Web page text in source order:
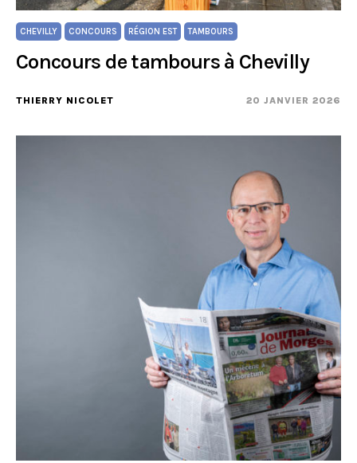
CHEVILLY CONCOURS RÉGION EST TAMBOURS
Concours de tambours à Chevilly
THIERRY NICOLET 20 JANVIER 2026